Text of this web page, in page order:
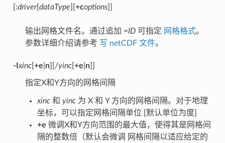
[:driver[ dataType +coptions]]
输出网格文件名。通过追加 =ID可指定 网格格式。
参数详细介绍请参考 写 netCDF 文件。
-Ixinc[ +e n][/yinc[ +e n]]
指定X和Y方向的网格间隔
xinc和 yinc为 X 和 Y 方向的网格间隔。对于地理
坐标，可以指定网格间隔单位 [默认单位为度]
+e 微调X和Y方向范围的最大值，使得其是网格间
隔的整数倍（默认会微调 网格间隔以适应给定的